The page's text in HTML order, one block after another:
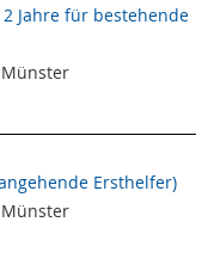
Jahre für bestehende
Münster
Ersthelfer)
Münster